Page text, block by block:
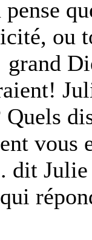
ou
vous
dit